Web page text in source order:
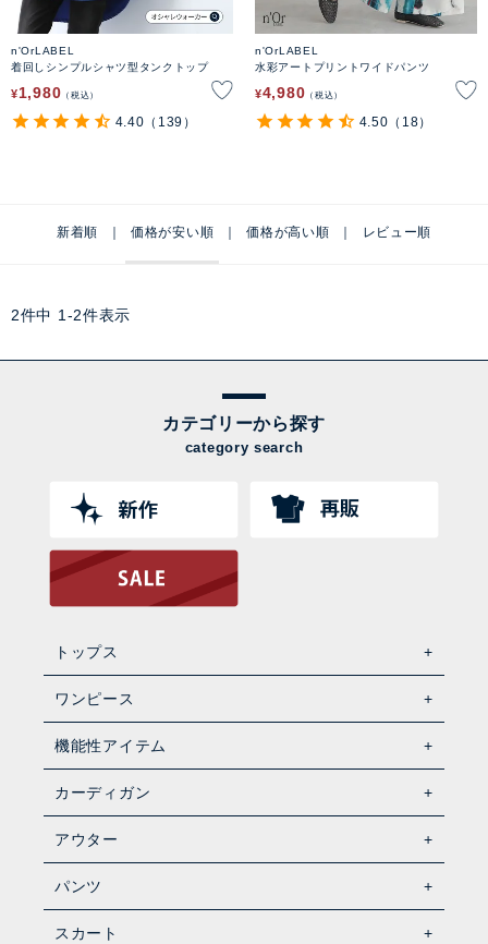
n'OrLABEL
着回しシンプルシャツ型タンクトップ
¥1,980 税込
4.40 （139）
n'OrLABEL
水彩アートプリントワイドパンツ
¥4,980 税込
4.50 （18）
新着順 価格が安い順 価格が高い順 レビュー順
2件中 1 -2件表示
カテゴリーから探す
category search
トップス
ワンピース
機能性アイテム
カーディガン
アウター
パンツ
スカート